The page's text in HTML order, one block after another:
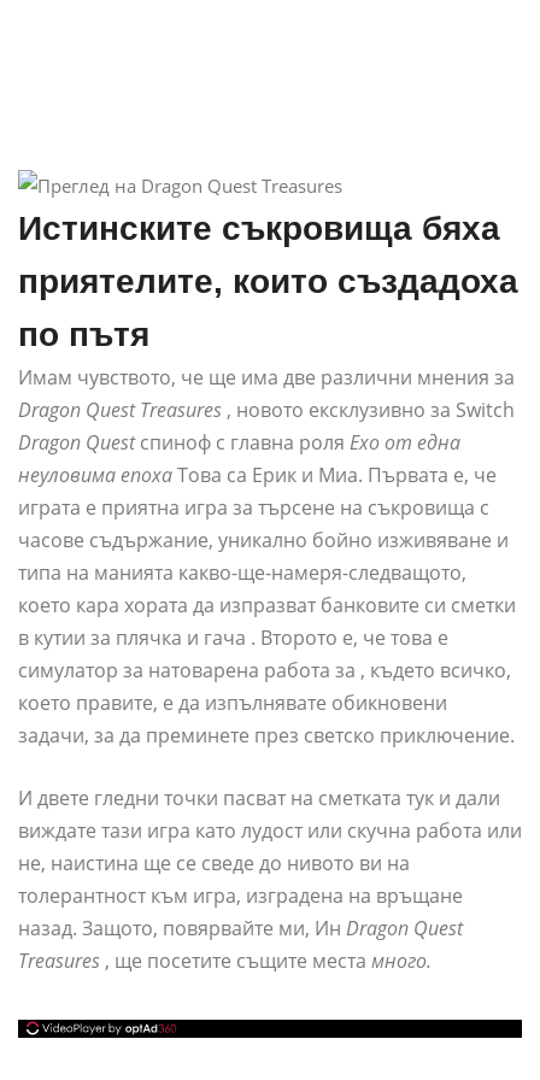
Истинските съкровища бяха
приятелите, които създадоха
по пътя
Имам чувството, че ще има две различни мнения за
Dragon Quest Treasures , новото ексклузивно за Switch
Dragon Questспиноф с главна роля Ехо от една
неуловима епохаТова са Ерик и Миа. Първата е, че
играта е приятна игра за търсене на съкровища с
часове съдържание, уникално бойно изживяване и
типа на манията какво-ще-намеря-следващото,
което кара хората да изпразват банковите си сметки
в кутии за плячка и гача . Второто е, че това е
симулатор за натоварена работа за , където всичко,
което правите, е да изпълнявате обикновени
задачи, за да преминете през светско приключение.
И двете гледни точки пасват на сметката тук и дали
виждате тази игра като лудост или скучна работа или
не, наистина ще се сведе до нивото ви на
толерантност към игра, изградена на връщане
назад. Защото, повярвайте ми, Ин Dragon Quest
Treasures , ще посетите същите места много.